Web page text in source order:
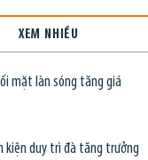
XEM NHIỀU
mặt làn sóng tăng giá
kiện duy trì đà tăng trưởng